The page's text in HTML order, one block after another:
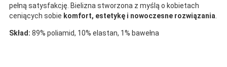
pełną satysfakcję. Bielizna stworzona z myślą o kobietach
ceniących sobie komfort, estetykę i nowoczesne rozwiązania
Skład: 89% poliamid, 10% elastan, 1% bawełna